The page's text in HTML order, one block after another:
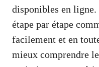
disponibles en
étape par étape
facilement et en
mieux comprendre